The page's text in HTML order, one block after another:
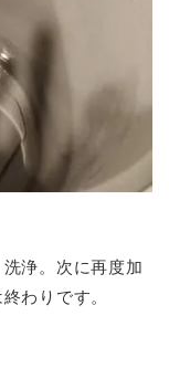
浄。次に再度加
わりです。